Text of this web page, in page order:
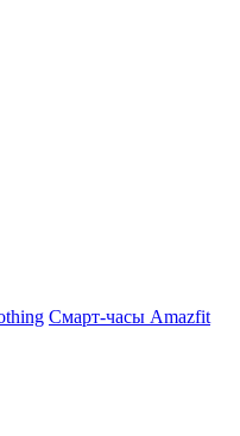
Смарт-часы Amazfit